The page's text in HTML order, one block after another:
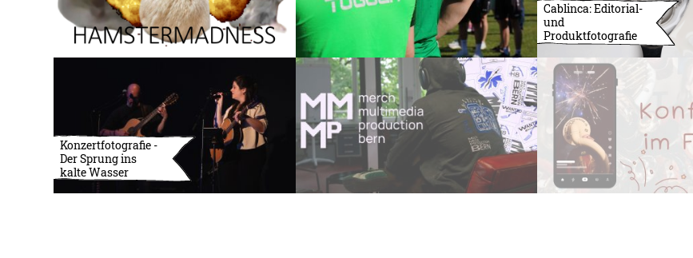
Cablinca: Editorial-
und
Produktfotografie
Konzertfotografie -
Der Sprung ins
kalte Wasser